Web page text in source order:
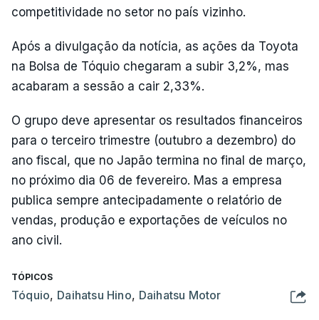
competitividade no setor no país vizinho.
Após a divulgação da notícia, as ações da Toyota
na Bolsa de Tóquio chegaram a subir 3,2%, mas
acabaram a sessão a cair 2,33%.
O grupo deve apresentar os resultados financeiros
para o terceiro trimestre (outubro a dezembro) do
ano fiscal, que no Japão termina no final de março,
no próximo dia 06 de fevereiro. Mas a empresa
publica sempre antecipadamente o relatório de
vendas, produção e exportações de veículos no
ano civil.
TÓPICOS
Tóquio, Daihatsu Hino, Daihatsu Motor